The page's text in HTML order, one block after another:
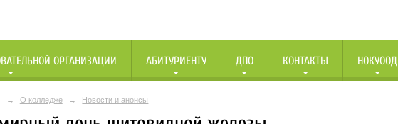
ОРГАНИЗАЦИИ АБИТУРИЕНТУ ДПО КОНТАКТЫ НОКУООД
→ О колледже → Новости и анонсы